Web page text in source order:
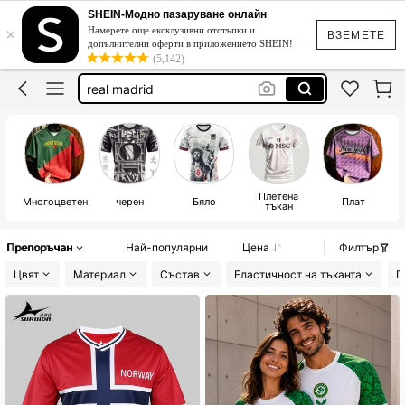
ВЗЕМЕТЕ
×
SHEIN-Модно пазаруване онлайн
Намерете още ексклузивни отстъпки и
допълнителни оферти в приложението SHEIN!
(5,142)
football jersey
футболни тениски
argentina
real madrid
football jersey
Многоцветен черен Бяло Плетена
тъкан Плат
Препоръчан Най-популярни Цена
Филтър
Цвят
Материал Състав Еластичност на тъканта